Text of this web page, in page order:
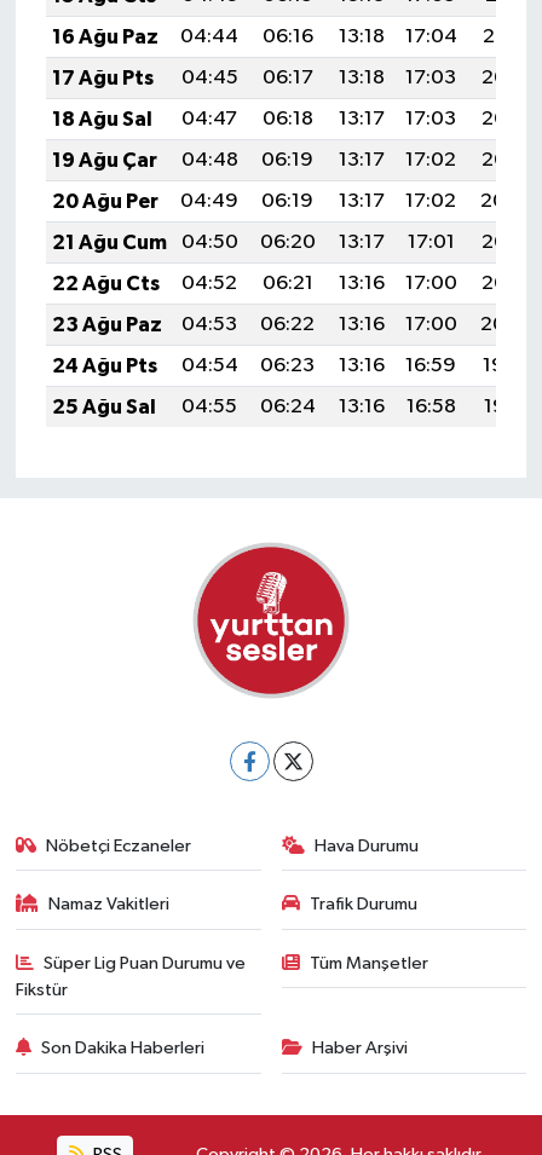
16 Ağu Paz
04:44 06:16 13:18 17:04
20:10
17 Ağu Pts
04:45 06:17 13:18 17:03
20:08
18 Ağu Sal
04:47 06:18 13:17 17:03
20:07
19 Ağu Çar
04:48 06:19 13:17 17:02
20:06
20 Ağu Per
04:49 06:19 13:17 17:02
20:04
21 Ağu Cum
04:50 06:20 13:17 17:01
20:03
22 Ağu Cts
04:52 06:21 13:16 17:00
20:02
23 Ağu Paz
04:53 06:22 13:16 17:00
20:00
24 Ağu Pts
04:54 06:23 13:16 16:59
19:59
25 Ağu Sal
04:55 06:24 13:16 16:58 19:57
Nöbetçi Eczaneler Hava Durumu
Namaz Vakitleri Trafik Durumu
Süper Lig Puan Durumu ve
Fikstür
Tüm Manşetler
Son Dakika Haberleri Haber Arşivi